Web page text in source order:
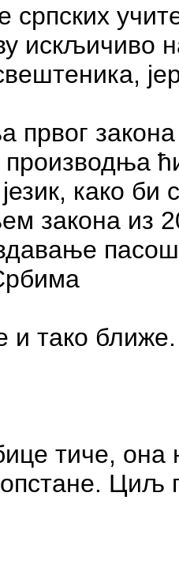
искљичиво
закона
како
закона из
и тако ближе.
тиче, она
Циљ